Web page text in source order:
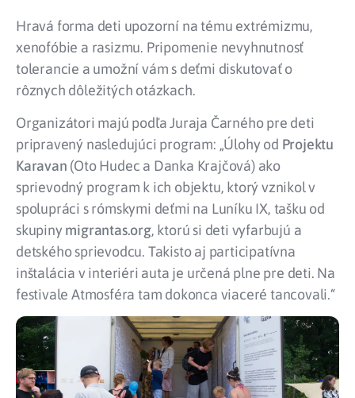
Hravá forma deti upozorní na tému extrémizmu,
xenofóbie a rasizmu. Pripomenie nevyhnutnosť
tolerancie a umožní vám s deťmi diskutovať o
rôznych dôležitých otázkach.
Organizátori majú podľa Juraja Čarného pre deti
pripravený nasledujúci program: „Úlohy od Projektu
Karavan (Oto Hudec a Danka Krajčová) ako
sprievodný program k ich objektu, ktorý vznikol v
spolupráci s rómskymi deťmi na Luníku IX, tašku od
skupiny migrantas.org, ktorú si deti vyfarbujú a
detského sprievodcu. Takisto aj participatívna
inštalácia v interiéri auta je určená plne pre deti. Na
festivale Atmosféra tam dokonca viaceré tancovali.“